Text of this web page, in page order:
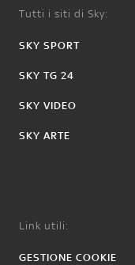
Tutti i siti di Sky:
SKY SPORT
SKY TG 24
SKY VIDEO
SKY ARTE
Link utili:
GESTIONE COOKIE